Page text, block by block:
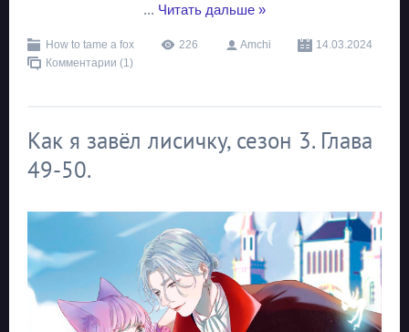
... Читать дальше »
How to tame a fox 226 Amchi
14.03.2024
Комментарии (1)
Как я завёл лисичку, сезон 3. Глава
49-50.